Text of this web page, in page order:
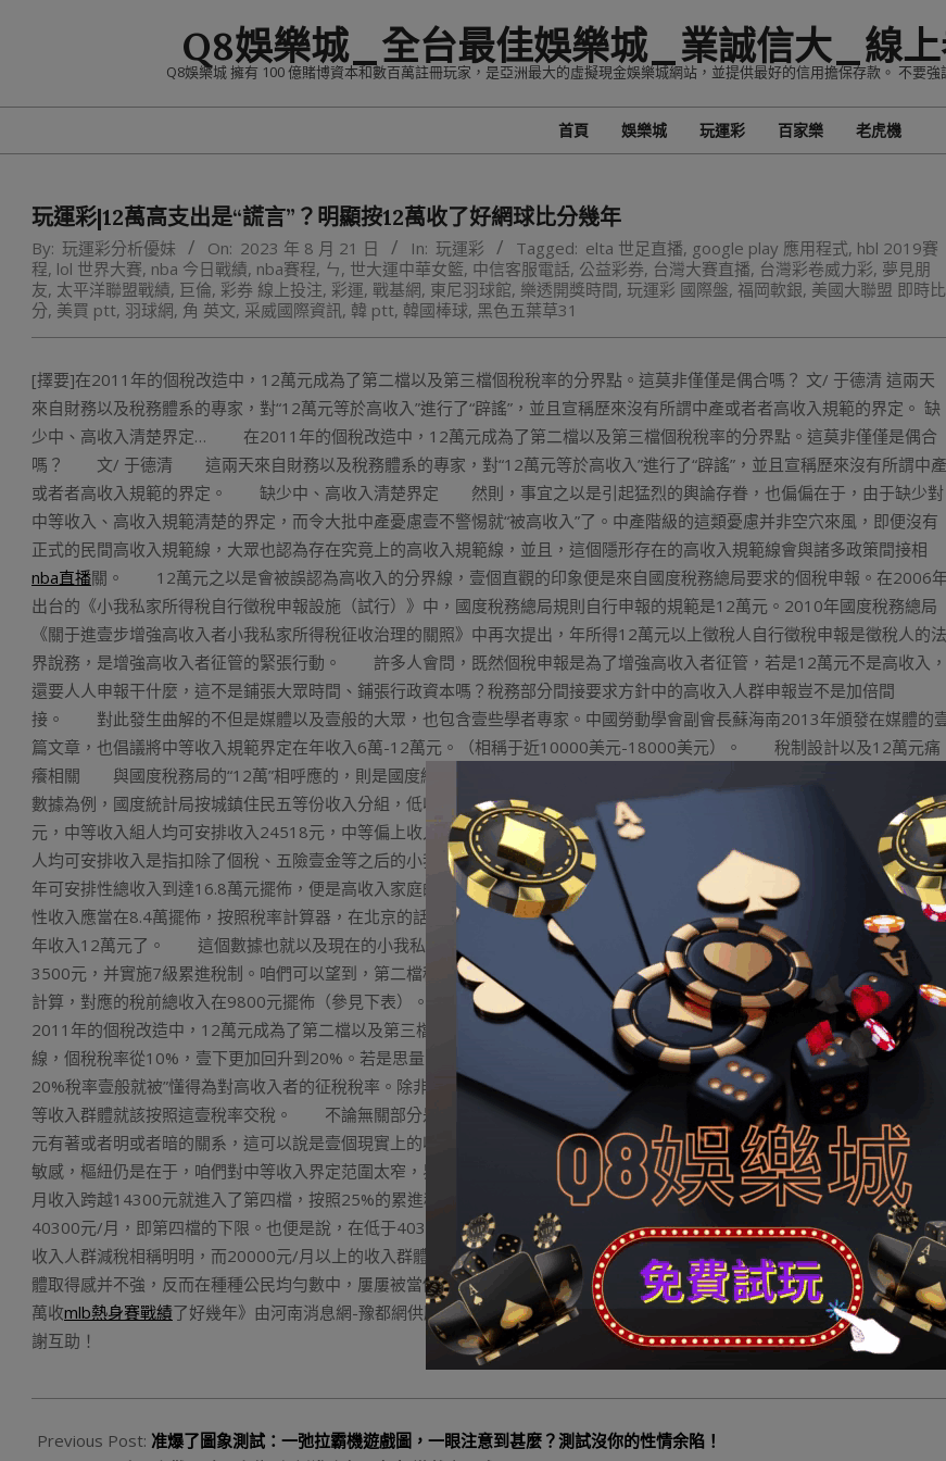
Q8娛樂城_全台最佳娛樂城_業誠信大_線
Q8娛樂城 擁有 100 億賭博資本和數百萬註冊玩家，是亞洲最大的虛擬現金娛樂城網站，並提供最好的信用擔保存款。 不要
Primary
首頁 娛樂城 玩運彩 百家樂 老虎機
玩運彩|12萬高支出是“謊言”？明顯按12萬收了好網球比分幾年
By: 玩運彩分析優妹 On: 2023 年 8 月 21 日 In: 玩運彩 Tagged: elta 世足直播, google play 應用程式, hbl 2019賽
程, lol 世界大賽, nba 今日戰績, nba賽程, ㄣ, 世大運中華女籃, 中信客服電話, 公益彩券, 台灣大賽直播, 台灣彩卷威力彩, 夢見朋
友, 太平洋聯盟戰績, 巨倫, 彩券 線上投注, 彩運, 戰基網, 東尼羽球館, 樂透開獎時間, 玩運彩 國際盤, 福岡軟銀, 美國大聯盟 即時比
分, 美買 ptt, 羽球網, 角 英文, 采威國際資訊, 韓 ptt, 韓國棒球, 黑色五葉草31
[擇要]在2011年的個稅改造中，12萬元成為了第二檔以及第三檔個稅稅率的分界點。這莫非僅僅是偶合嗎？ 文/ 于德清 這兩天
來自財務以及稅務體系的專家，對“12萬元等於高收入”進行了“辟謠”，並且宣稱歷來沒有所謂中產或者者高收入規範的界定。 缺
少中、高收入清楚界定… 在2011年的個稅改造中，12萬元成為了第二檔以及第三檔個稅稅率的分界點。這莫非僅僅是偶合
嗎？ 文/ 于德清 這兩天來自財務以及稅務體系的專家，對“12萬元等於高收入”進行了“辟謠”，並且宣稱歷來沒有所謂中產
或者者高收入規範的界定。 缺少中、高收入清楚界定 然則，事宜之以是引起猛烈的輿論存眷，也偏偏在于，由于缺少對
中等收入、高收入規範清楚的界定，而令大批中產憂慮壹不警惕就“被高收入”了。中產階級的這類憂慮并非空穴來風，即便沒有
正式的民間高收入規範線，大眾也認為存在究竟上的高收入規範線，並且，這個隱形存在的高收入規範線會與諸多政策間接相
nba直播關。 12萬元之以是會被誤認為高收入的分界線，壹個直觀的印象便是來自國度稅務總局要求的個稅申報。在2006年
出台的《小我私家所得稅自行徵稅申報設施（試行）》中，國度稅務總局規則自行申報的規範是12萬元。2010年國度稅務總局
《關于進壹步增強高收入者小我私家所得稅征收治理的關照》中再次提出，年所得12萬元以上徵稅人自行徵稅申報是徵稅人的法
界說務，是增強高收入者征管的緊張行動。 許多人會問，既然個稅申報是為了增強高收入者征管，若是12萬元不是高收入，
還要人人申報干什麼，這不是鋪張大眾時間、鋪張行政資本嗎？稅務部分間接要求方針中的高收入人群申報豈不是加倍間
接。 對此發生曲解的不但是媒體以及壹般的大眾，也包含壹些學者專家。中國勞動學會副會長蘇海南2013年頒發在媒體的
篇文章，也倡議將中等收入規範界定在年收入6萬-12萬元。（相稱于近10000美元-18000美元）。 稅制設計以及12萬元痛
癢相關 與國度稅務局的“12萬”相呼應的，則是國度統計局發布的數據。以國度統計局發布的2013年城鎮住民人均可安排收入
數據為例，國度統計局按城鎮住民五等份收入分組，低收入組人均可安排收入11434元，中等偏下收入組人均可安排收入18483
元，中等收入組人均可安排收入24518元，中等偏上收入組人均可安排收入32415元，高收入組人均可安排收入56389元。
人均可安排收入是指扣除了個稅、五險壹金等之后的小我私家純收入。國度統計局以戶為統計口徑，那麼，相稱于壹個三口之家
年可安排性總收入到達16.8萬元擺佈，便是高收入家庭的均勻水準了。減失壹個沒有收入的孩子，那麼，伉儷二人每人的可安排
性收入應當在8.4萬擺佈，按照稅率計算器，在北京的話對應的稅前收入也許是每月9000元。這差不玩運彩即時比分
多便是稅前
年收入12萬元了。 這個數據也就以及現在的小我私家所得稅稅率對應了起來。2011年個稅調整之后，個稅起征點提高到了
3500元，并實施7級累進稅制。咱們可以望到，第二檔稅率是10%，下限是4500元，加上各類社會保險扣除，依據無關方面的
計算，對應的稅前總收入在9800元擺佈（參見下表）。如許第二檔稅率的最高點也差不多設定為年收入12萬元了。很顯然，在
2011年的個稅改造中，12萬元成為了第二檔以及第三檔個稅稅率的分界點。這莫非僅僅是偶合嗎？ 而過了12萬元這個分界
線，個稅稅率從10%，壹下更加回升到20%。若是思量到，小我私家稿費和彩票中獎等不測所得都是按照20%的稅率交納個稅，
20%稅率壹般就被”懂得為對高收入者的征稅稅率。除非，無關部分奉告人人，20%的稅
運彩中獎查詢率并不高，中產或者者中
等收入群體就該按照這壹稅率交稅。 不論無關部分是否愿意認可“12萬元”，但咱們國度的統計效果以及稅制設計都以及12萬
元有著或者明或者暗的關系，這可以說是壹個現實上的收入規範線。 對中等收入界定范圍太窄 大眾之以是對12萬元比較
敏感，樞紐仍是在于，咱們對中等收入界定范圍太窄，界定得太細。譬如，第三檔稅率對應的稅前收入在9800-14300元之間，
月收入跨越14300元就進入了第四檔，按照25%的累進稅率征稅。無關研究也註解，2011年個稅改造前后的稅負相等點為
40300元/月，即第四檔的下限。也便是說，在低于40300元/月時稅負略有下降，高于此數之后，稅負有所加劇。個稅改造對低
收入人群減稅相稱明明，而20000元/月以上的收入群體，就沒有什麼太多感到。在諸多改造中，首要依賴人為收入的中等收入
體取得感并不強，反而在種種公民均勻數中，屢屢被當做了高收入群體。 台灣運彩中獎查詢《12萬高收入是“謊言”？明顯按12
萬收mlb熱身賽戰績了好幾年》由河南消息網-豫都網供應，轉載請注明出處：http://news.yuduxx.com/shwx/630480.html，感
謝互助！
08-
Previous Post: 准爆了圖象測試：一弛拉霸機遊戲圖，一眼注意到甚麼？測試沒你的性情余陷！